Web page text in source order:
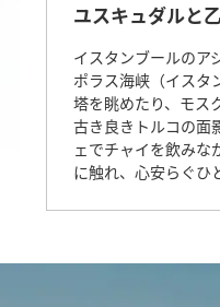
ユスキュダルと
イスタンブールのア
ポラス海峡（イスタ
塔を眺めたり、モス
古き良きトルコの面
ェでチャイを飲みな
に触れ、心安らぐひ